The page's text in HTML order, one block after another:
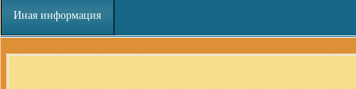
Иная информация